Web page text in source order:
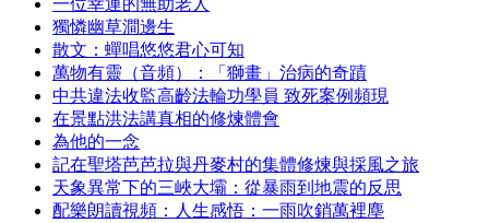
一位幸運的無助老人
獨憐幽草澗邊生
散文：蟬唱悠悠君心可知
萬物有靈（音頻）：「獅畫」治病的奇蹟
中共違法收監高齡法輪功學員 致死案例頻現
在景點洪法講真相的修煉體會
為他的一念
記在聖塔芭芭拉與丹麥村的集體修煉與採風之旅
天象異常下的三峽大壩：從暴雨到地震的反思
配樂朗讀視頻：人生感悟：一雨吹銷萬裡塵